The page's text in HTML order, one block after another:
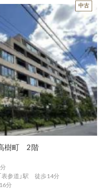
中古
樹町 2階
表参道」駅 徒歩14分
分